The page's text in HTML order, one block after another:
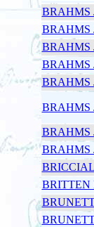
BRAHMS
BRAHMS
BRAHMS
BRAHMS
BRAHMS
BRAHMS
BRAHMS
BRAHMS
BRITTEN